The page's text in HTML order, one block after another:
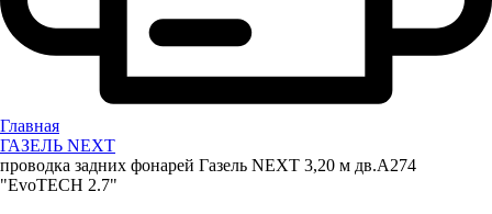
Главная
ГАЗЕЛЬ NEXT
проводка задних фонарей Газель NEXT 3,20 м дв.А274
"EvoTECH 2.7"